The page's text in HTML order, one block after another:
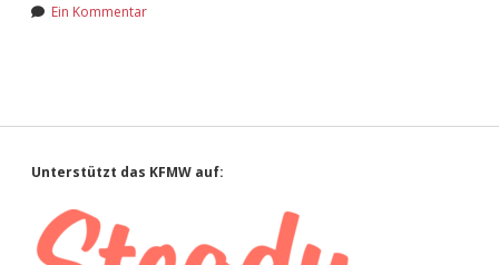
Ein Kommentar
Sidebar
Unterstützt das KFMW auf: